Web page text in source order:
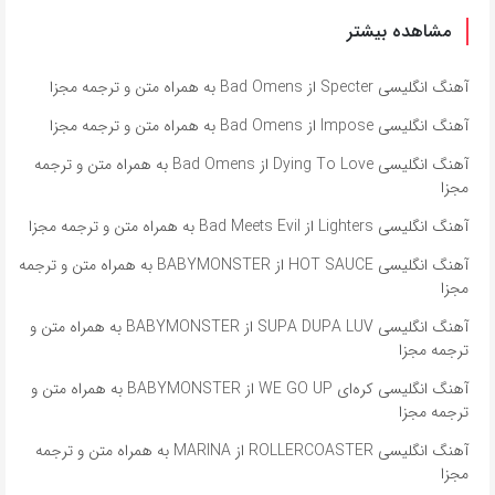
مشاهده بیشتر
آهنگ انگلیسی Specter از Bad Omens به همراه متن و ترجمه مجزا
آهنگ انگلیسی Impose از Bad Omens به همراه متن و ترجمه مجزا
آهنگ انگلیسی Dying To Love از Bad Omens به همراه متن و ترجمه
مجزا
آهنگ انگلیسی Lighters از Bad Meets Evil به همراه متن و ترجمه مجزا
آهنگ انگلیسی HOT SAUCE از BABYMONSTER به همراه متن و ترجمه
مجزا
آهنگ انگلیسی SUPA DUPA LUV از BABYMONSTER به همراه متن و
ترجمه مجزا
آهنگ انگلیسی کره‌ای WE GO UP از BABYMONSTER به همراه متن و
ترجمه مجزا
آهنگ انگلیسی ROLLERCOASTER از MARINA به همراه متن و ترجمه
مجزا